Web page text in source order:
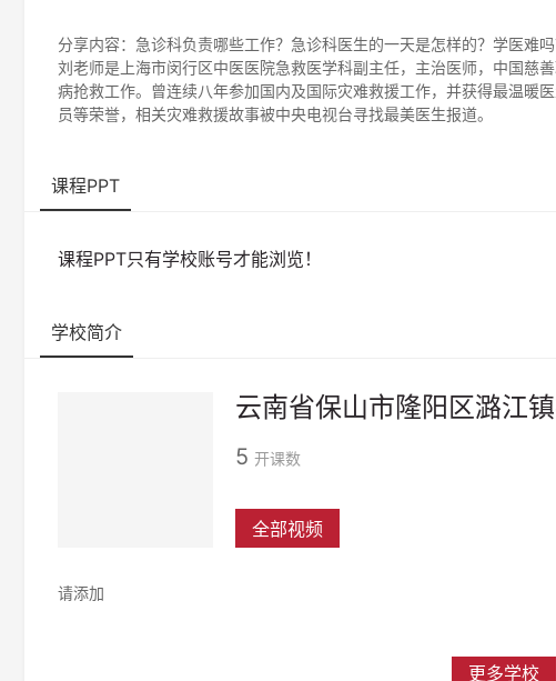
分享内容：急诊科负责哪些工作？急诊科医生的一天是怎样的？学医难吗
刘老师是上海市闵行区中医医院急救医学科副主任，主治医师，中国慈
病抢救工作。曾连续八年参加国内及国际灾难救援工作，并获得最温暖
员等荣誉，相关灾难救援故事被中央电视台寻找最美医生报道。
课程PPT
课程PPT只有学校账号才能浏览！
学校简介
云南省保山市隆阳区潞江
5 开课数
全部视频
请添加
更多学校